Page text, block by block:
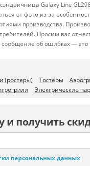
Galaxy Line
от фото из-за
производства.
Просим вас
об ошибках —
(ростеры) Тостеры
Электрические
и получить
персональных данных